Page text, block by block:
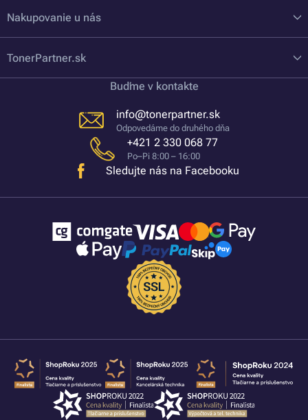
Nakupovanie u nás
TonerPartner.sk
Buďme v kontakte
info@tonerpartner.sk
Odpovedáme do druhého dňa
+421 2 330 068 77
Po–Pi 8:00 – 16:00
Sledujte nás na Facebooku